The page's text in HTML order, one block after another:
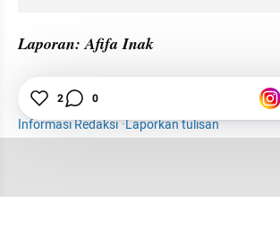
Laporan: Afifa Inak
Milenial
Informasi Redaksi·Laporkan tulisan
2 0